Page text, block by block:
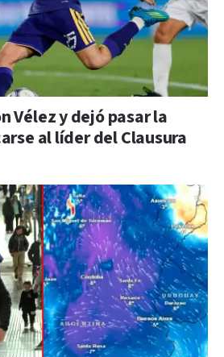
Vélez y dejó pasar la
al líder del Clausura